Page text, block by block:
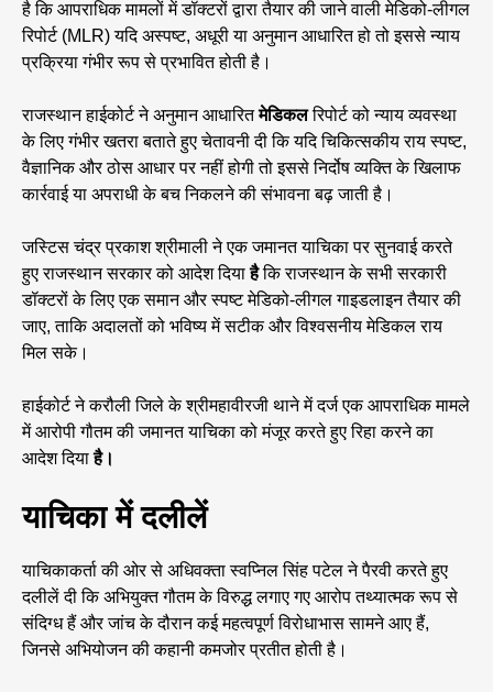
है कि आपराधिक मामलों में डॉक्टरों द्वारा तैयार की जाने वाली मेडिको-लीगल
रिपोर्ट (MLR) यदि अस्पष्ट, अधूरी या अनुमान आधारित हो तो इससे न्याय
प्रक्रिया गंभीर रूप से प्रभावित होती है।
राजस्थान हाईकोर्ट ने अनुमान आधारितमेडिकलरिपोर्ट को न्याय व्यवस्था
के लिए गंभीर खतरा बताते हुए चेतावनी दी कि यदि चिकित्सकीय राय स्पष्ट,
वैज्ञानिक और ठोस आधार पर नहीं होगी तो इससे निर्दोष व्यक्ति के खिलाफ
कार्रवाई या अपराधी के बच निकलने की संभावना बढ़ जाती है।
जस्टिस चंद्र प्रकाश श्रीमाली ने एक जमानत याचिका पर सुनवाई करते
हुए राजस्थान सरकार को आदेश दियाहैकि राजस्थान के सभी सरकारी
डॉक्टरों के लिए एक समान और स्पष्ट मेडिको-लीगल गाइडलाइन तैयार की
जाए, ताकि अदालतों को भविष्य में सटीक और विश्वसनीय मेडिकल राय
मिल सके।
हाईकोर्ट ने करौली जिले के श्रीमहावीरजी थाने में दर्ज एक आपराधिक मामले
में आरोपी गौतम की जमानत याचिका को मंजूर करते हुए रिहा करने का
आदेश दियाहै।
याचिका में दलीलें
याचिकाकर्ता की ओर से अधिवक्ता स्वप्निल सिंह पटेल ने पैरवी करते हुए
दलीलें दी कि अभियुक्त गौतम के विरुद्ध लगाए गए आरोप तथ्यात्मक रूप से
संदिग्ध हैं और जांच के दौरान कई महत्वपूर्ण विरोधाभास सामने आए हैं,
जिनसे अभियोजन की कहानी कमजोर प्रतीत होती है।